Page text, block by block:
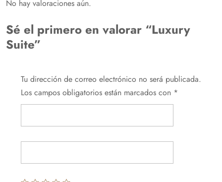
No hay valoraciones aún.
Sé el primero en valorar “Luxury
Suite”
Tu dirección de correo electrónico no será publicada.
Los campos obligatorios están marcados con *